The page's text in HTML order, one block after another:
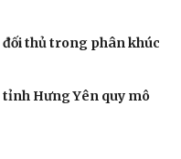
thủ trong phân khúc
Hưng Yên quy mô